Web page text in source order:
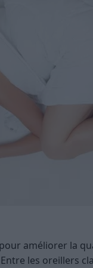
améliorer la
les oreillers